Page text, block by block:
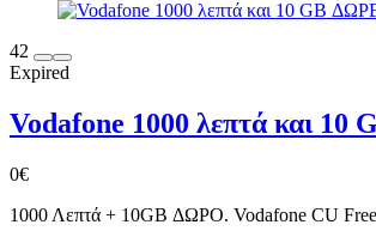
42
Expired
Vodafone 1000 λεπτά και
0€
1000 Λεπτά + 10GB ΔΩΡΟ. Vodafone CU Free